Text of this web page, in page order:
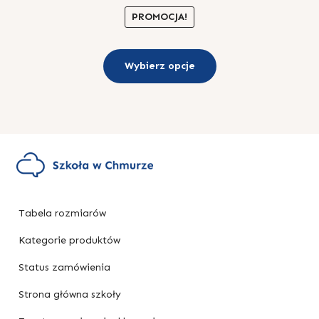
Oceniono
5.00na 5
PROMOCJA!
Wybierz opcje
Ten
produkt
Tabela rozmiarów
Kategorie produktów
Status zamówienia
Strona główna szkoły